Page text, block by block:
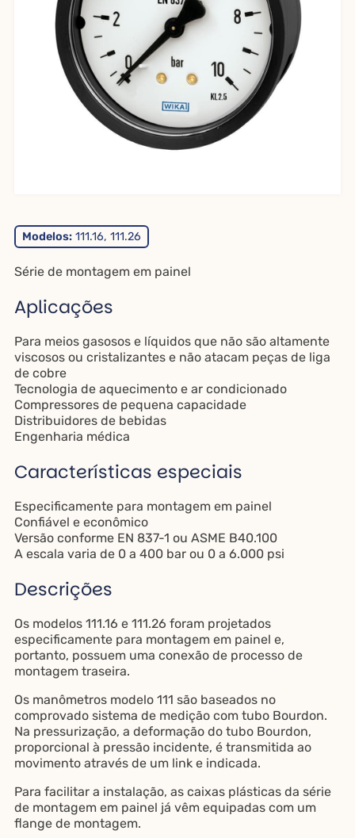
Modelos:111.16, 111.26
Série de montagem em painel
Aplicações
Para meios gasosos e líquidos que não são altamente
viscosos ou cristalizantes e não atacam peças de liga
de cobre
Tecnologia de aquecimento e ar condicionado
Compressores de pequena capacidade
Distribuidores de bebidas
Engenharia médica
Características especiais
Especificamente para montagem em painel
Confiável e econômico
Versão conforme EN 837-1 ou ASME B40.100
A escala varia de 0 a 400 bar ou 0 a 6.000 psi
Descrições
Os modelos 111.16 e 111.26 foram projetados
especificamente para montagem em painel e,
portanto, possuem uma conexão de processo de
montagem traseira.
Os manômetros modelo 111 são baseados no
comprovado sistema de medição com tubo Bourdon.
Na pressurização, a deformação do tubo Bourdon,
proporcional à pressão incidente, é transmitida ao
movimento através de um link e indicada.
Para facilitar a instalação, as caixas plásticas da série
de montagem em painel já vêm equipadas com um
flange de montagem.